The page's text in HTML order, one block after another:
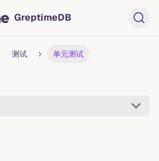
GreptimeDB
测试 单元测试